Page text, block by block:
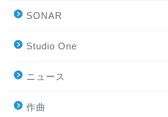
SONAR
Studio One
ニュース
作曲